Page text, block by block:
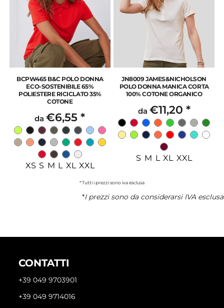
BCPW465 B&C POLO DONNA
ECO-SOSTENIBILE 65%
POLIESTERE RICICLATO 35%
COTONE
da€6,55*
XS S M L XL XXL
JN8009 JAMES&NICHOLSON
POLO DONNA MANICA CORTA
100% COTONE ORGANICO
da €11,20 *
S M L XL XXL
* Tutti i prezzi sono iva esclusa
*I prezzi sono da considerarsi IVA esclusa
CONTATTI
+39 049 9703901
+39 049 9714016